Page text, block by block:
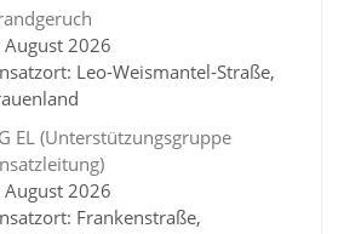
August 2026
Leo-Weismantel-Straße,
EL (Unterstützungsgruppe
August 2026
Frankenstraße,